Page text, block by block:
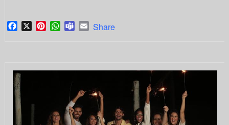
Facebook
X PinterestWhatsApp
TeamsEmail
Share